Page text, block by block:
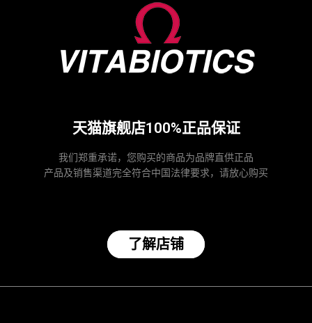
天猫旗舰店100%正品保证
我们郑重承诺，您购买的商品为品牌直供正品
产品及销售渠道完全符合中国法律要求，请放心购买
了解店铺